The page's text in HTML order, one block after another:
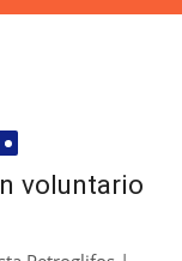
voluntario